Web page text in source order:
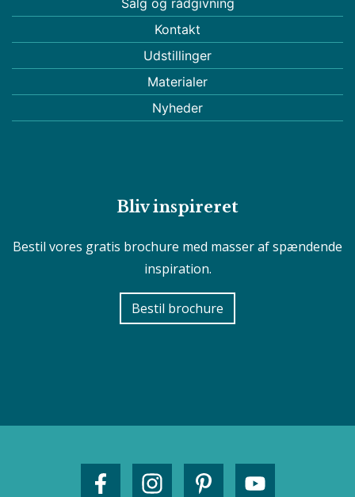
Kontakt
Udstillinger
Materialer
Nyheder
Bliv inspireret
Bestil vores gratis brochure med masser af spændende
inspiration.
Bestil brochure